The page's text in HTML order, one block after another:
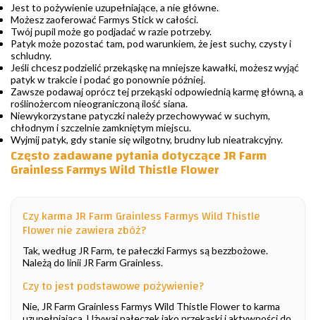
Jest to pożywienie uzupełniające, a nie główne.
Możesz zaoferować Farmys Stick w całości.
Twój pupil może go podjadać w razie potrzeby.
Patyk może pozostać tam, pod warunkiem, że jest suchy, czysty i
schludny.
Jeśli chcesz podzielić przekąskę na mniejsze kawałki, możesz wyjąć
patyk w trakcie i podać go ponownie później.
Zawsze podawaj oprócz tej przekąski odpowiednią karmę główną, a
roślinożercom nieograniczoną ilość siana.
Niewykorzystane patyczki należy przechowywać w suchym,
chłodnym i szczelnie zamkniętym miejscu.
Wyjmij patyk, gdy stanie się wilgotny, brudny lub nieatrakcyjny.
Często zadawane pytania dotyczące JR Farm
Grainless Farmys Wild Thistle Flower
Czy karma JR Farm Grainless Farmys Wild Thistle
Flower nie zawiera zbóż?
Tak, według JR Farm, te pałeczki Farmys są bezzbożowe.
Należą do linii JR Farm Grainless.
Czy to jest podstawowe pożywienie?
Nie, JR Farm Grainless Farmys Wild Thistle Flower to karma